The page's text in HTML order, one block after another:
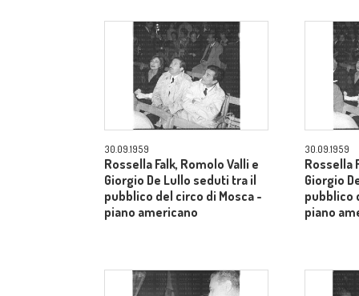
30.09.1959
Rossella Falk, Romolo Valli e
Giorgio De Lullo seduti tra il
pubblico del circo di Mosca -
piano americano
30.09.1959
Rossella
Giorgio
pubblico
piano